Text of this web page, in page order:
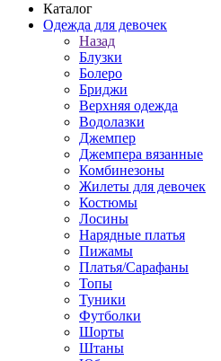
Каталог
Одежда для девочек
Назад
Блузки
Болеро
Бриджи
Верхняя одежда
Водолазки
Джемпер
Джемпера вязанные
Комбинезоны
Жилеты для девочек
Костюмы
Лосины
Нарядные платья
Пижамы
Платья/Сарафаны
Топы
Туники
Футболки
Шорты
Штаны